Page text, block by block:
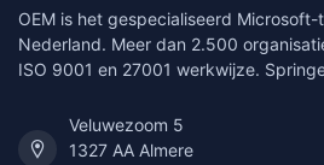
OEM is het gespecialiseerd
Nederland. Meer dan 2.500
ISO 9001 en 27001 werkwijze.
Veluwezoom 5
1327 AA Almere